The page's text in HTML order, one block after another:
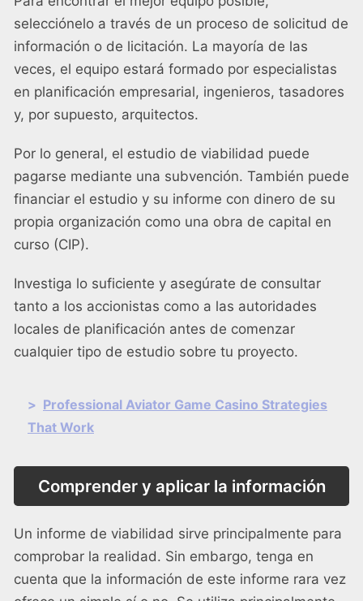
selecciónelo a través de un proceso de solicitud de
información o de licitación. La mayoría de las
veces, el equipo estará formado por especialistas
en planificación empresarial, ingenieros, tasadores
y, por supuesto, arquitectos.
Por lo general, el estudio de viabilidad puede
pagarse mediante una subvención. También puede
financiar el estudio y su informe con dinero de su
propia organización como una obra de capital en
curso (CIP).
Investiga lo suficiente y asegúrate de consultar
tanto a los accionistas como a las autoridades
locales de planificación antes de comenzar
cualquier tipo de estudio sobre tu proyecto.
> Professional Aviator Game Casino Strategies
That Work
Comprender y aplicar la información
Un informe de viabilidad sirve principalmente para
comprobar la realidad. Sin embargo, tenga en
cuenta que la información de este informe rara vez